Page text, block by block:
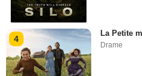
4
La Petite
Drame